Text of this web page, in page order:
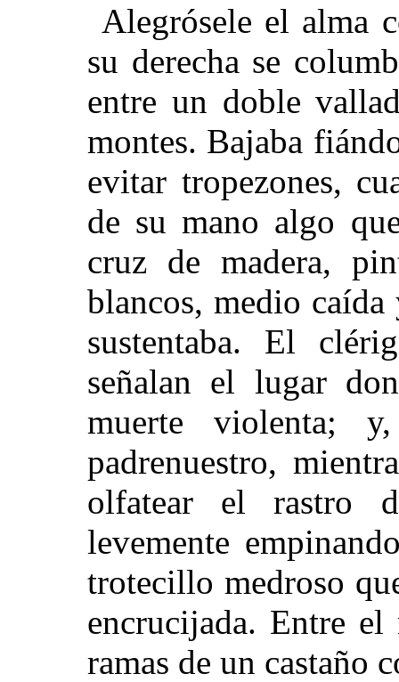
Alegrósele el alma
su derecha se
entre un doble
montes. Bajaba
evitar tropezones,
de su mano algo
cruz de madera,
blancos, medio
sustentaba. El
señalan el lugar
muerte violenta;
padrenuestro,
olfatear el rastro
levemente
trotecillo medroso
encrucijada. Entre
ramas de un castaño